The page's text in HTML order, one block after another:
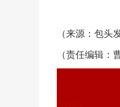
（来源：包头
（责任编辑：